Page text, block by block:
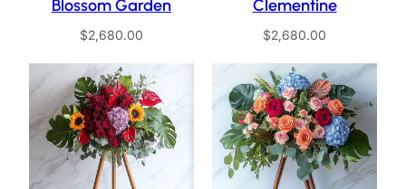
Blossom Garden
$2,680.00
Clementine
$2,680.00